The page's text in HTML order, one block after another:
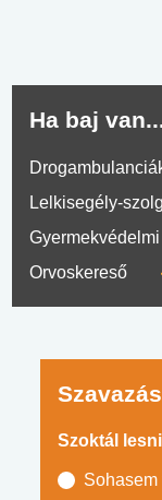
Ha baj
Lelkisegély-
Orvoskereső
Szavazás
Szoktál
Sohasem